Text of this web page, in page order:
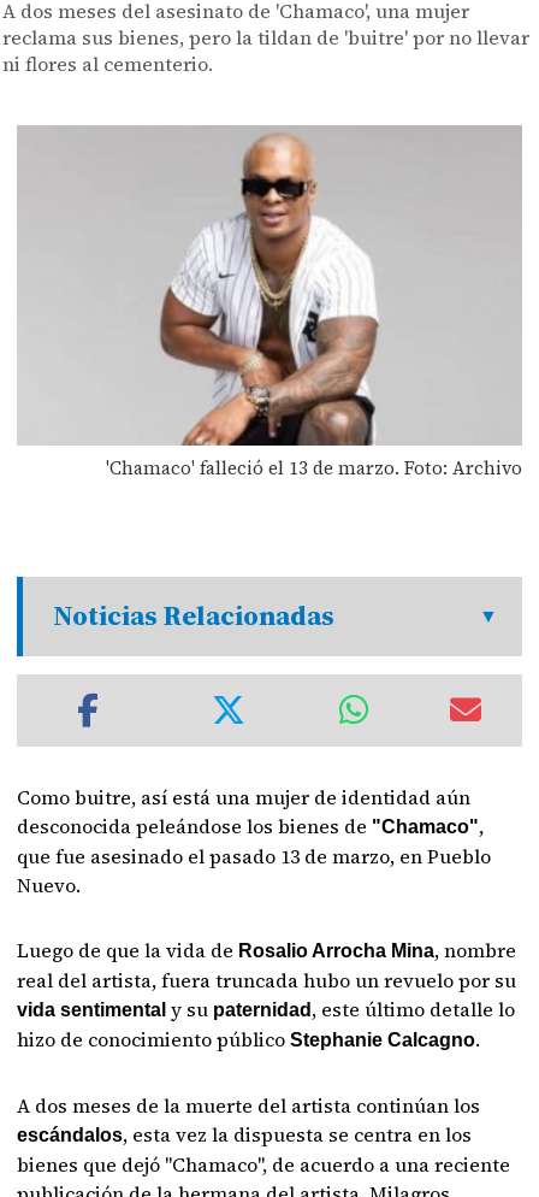
A dos meses del asesinato de 'Chamaco', una mujer
reclama sus bienes, pero la tildan de 'buitre' por no llevar
ni flores al cementerio.
'Chamaco' falleció el 13 de marzo. Foto: Archivo
Noticias Relacionadas
Como buitre, así está una mujer de identidad aún
desconocida peleándose los bienes de "Chamaco",
que fue asesinado el pasado 13 de marzo, en Pueblo
Nuevo.
Luego de que la vida de Rosalio Arrocha Mina, nombre
real del artista, fuera truncada hubo un revuelo por su
vida sentimental y su paternidad , este último detalle lo
hizo de conocimiento públicoStephanie Calcagno.
A dos meses de la muerte del artista continúan los
escándalos, esta vez la dispuesta se centra en los
bienes que dejó "Chamaco", de acuerdo a una reciente